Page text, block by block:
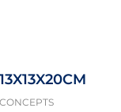
CONCEPTS